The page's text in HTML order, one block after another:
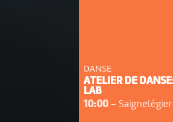
DANSE
ATELIER DE
LAB
10:00- Saignelégier